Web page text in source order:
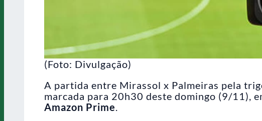
(Foto: Divulgação)
A partida entre Mirassol x Palmeiras pela
marcada para 20h30 deste domingo (9/11),
Amazon Prime.